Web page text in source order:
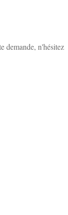
demande, n'hésitez